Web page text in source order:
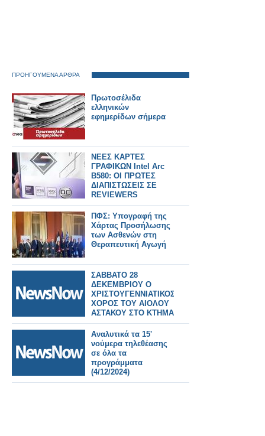
ΠΡΟΗΓΟΥΜΕΝΑ ΑΡΘΡΑ
Πρωτοσέλιδα
ελληνικών
εφημερίδων σήμερα
ΝΕΕΣ ΚΑΡΤΕΣ
ΓΡΑΦΙΚΩΝ Intel Arc
B580: ΟΙ ΠΡΩΤΕΣ
ΔΙΑΠΙΣΤΩΣΕΙΣ ΣΕ
REVIEWERS
ΠΦΣ: Υπογραφή της
Χάρτας Προσήλωσης
των Ασθενών στη
Θεραπευτική Αγωγή
ΣΑΒΒΑΤΟ 28
ΔΕΚΕΜΒΡΙΟΥ Ο
ΧΡΙΣΤΟΥΓΕΝΝΙΑΤΙΚΟΣ
ΧΟΡΟΣ ΤΟΥ ΑΙΟΛΟΥ
ΑΣΤΑΚΟΥ ΣΤΟ ΚΤΗΜΑ
ΙΟΝΙΟ
Αναλυτικά τα 15'
νούμερα τηλεθέασης
σε όλα τα
προγράμματα
(4/12/2024)